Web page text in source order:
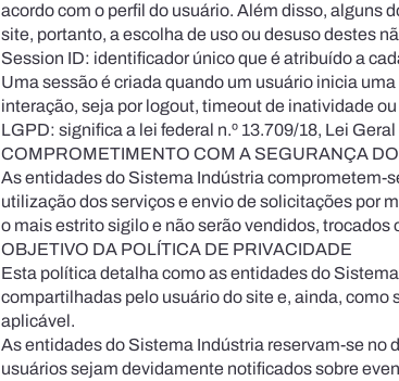
acordo com o perfil do usuário. Além disso, alguns
site, portanto, a escolha de uso ou desuso destes
Session ID: identificador único que é atribuído a
Uma sessão é criada quando um usuário inicia
interação, seja por logout, timeout de inatividade
LGPD: significa a lei federal n.º 13.709/18, Lei
COMPROMETIMENTO COM A SEGURANÇA
As entidades do Sistema Indústria comprometem-
utilização dos serviços e envio de solicitações por
o mais estrito sigilo e não serão vendidos,
OBJETIVO DA POLÍTICA DE PRIVACIDADE
Esta política detalha como as entidades do
compartilhadas pelo usuário do site e, ainda,
aplicável.
As entidades do Sistema Indústria reservam-se
usuários sejam devidamente notificados sobre